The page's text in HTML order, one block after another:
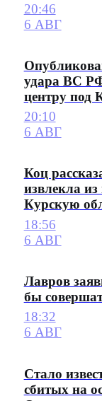
20:46
6 АВГ
удара ВС
центру под
20:10
6 АВГ
Коц
извлекла
Курскую
18:56
6 АВГ
Лавров
бы
18:32
6 АВГ
Стало
сбитых на